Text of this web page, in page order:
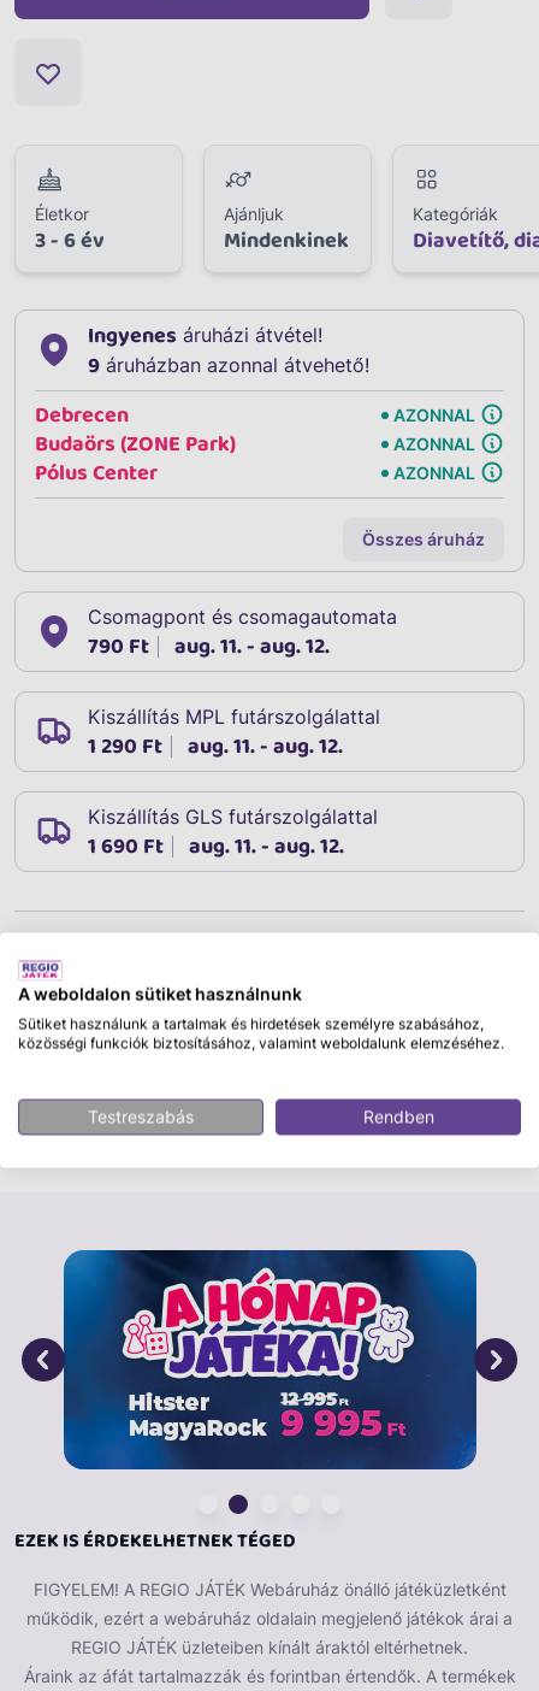
Életkor
3 - 6 év
Ajánljuk
Mindenkinek
Kategóriák
Diavetítő,
Ingyenes áruházi átvétel!
9 áruházban azonnal átvehető!
Debrecen AZONNAL
Budaörs (ZONE Park) AZONNAL
Pólus Center AZONNAL
Összes áruház
Csomagpont és csomagautomata
790 Ft aug. 11. - aug. 12.
Kiszállítás MPL futárszolgálattal
1 290 Ft aug. 11. - aug. 12.
Kiszállítás GLS futárszolgálattal
1 690 Ft aug. 11. - aug. 12.
Leírás
Boribon és Annipanni, Marék Veronika két hőse almás
pitét akar sütni. Viszont a legfontosabb hozzávalót, az
piros autójába, hogy a nagy almafa felé vegye az
irányt. Időben vissza fog érni az almával, hogy a
EZEK IS ÉRDEKELHETNEK TÉGED
FIGYELEM! A REGIO JÁTÉK Webáruház önálló játéküzletként
működik, ezért a webáruház oldalain megjelenő játékok árai a
REGIO JÁTÉK üzleteiben kínált áraktól eltérhetnek.
Áraink az áfát tartalmazzák és forintban értendők. A termékek
A weboldalon sütiket használnunk
Sütiket használunk a tartalmak és hirdetések személyre szabásához,
közösségi funkciók biztosításához, valamint weboldalunk elemzéséhez.
Testreszabás Rendben